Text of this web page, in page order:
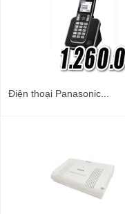
Điện thoại Panasonic...